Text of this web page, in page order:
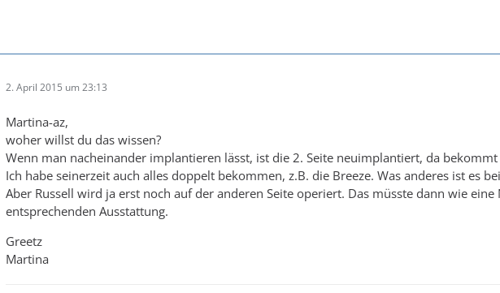
2. April 2015 um 23:13
Martina-az,
woher willst du das wissen?
Wenn man nacheinander implantieren lässt, ist die 2. Seite neuimplantiert, da
Ich habe seinerzeit auch alles doppelt bekommen, z.B. die Breeze. Was anderes ist es
Aber Russell wird ja erst noch auf der anderen Seite operiert. Das müsste dann wie
entsprechenden Ausstattung.
Greetz
Martina